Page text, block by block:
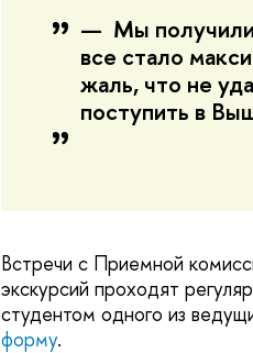
— Мы получили
все стало
жаль, что не
поступить в
Встречи с Приемной
экскурсий проходят
студентом одного из
форму.